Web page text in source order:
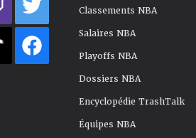
Classements NBA
Salaires NBA
Playoffs NBA
Dossiers NBA
Encyclopédie TrashTalk
Équipes NBA